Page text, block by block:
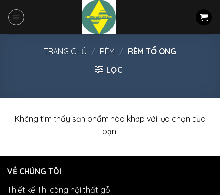
TRANG CHỦ / RÈM / RÈM TỔ ONG
LỌC
Không tìm thấy sản phẩm nào khớp với lựa chọn của
bạn.
VỀ CHÚNG TÔI
Thiết kế Thi công nội thất gỗ